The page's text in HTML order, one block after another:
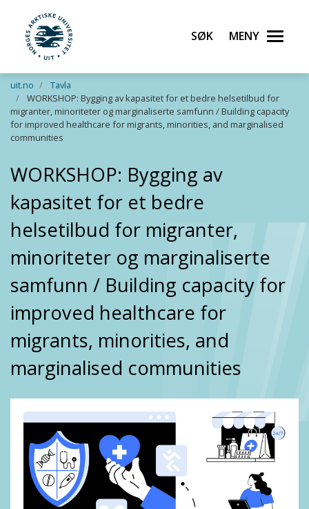
Gå til hovedinnhold
UiT Norges arktiske universitet
Søk Meny
uit.no
Tavla
WORKSHOP: Bygging av kapasitet for et bedre helsetilbud for
migranter, minoriteter og marginaliserte samfunn / Building capacity
for improved healthcare for migrants, minorities, and marginalised
communities
WORKSHOP: Bygging av
kapasitet for et bedre
helsetilbud for migranter,
minoriteter og marginaliserte
samfunn / Building capacity for
improved healthcare for
migrants, minorities, and
marginalised communities